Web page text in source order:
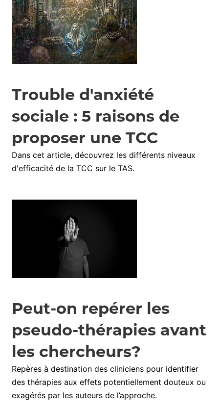
Trouble d'anxiété
sociale : 5 raisons de
proposer une TCC
Dans cet article, découvrez les différents niveaux
d'efficacité de la TCC sur le TAS.
Peut-on repérer les
pseudo-thérapies avant
les chercheurs?
Repères à destination des cliniciens pour identifier
des thérapies aux effets potentiellement douteux ou
exagérés par les auteurs de l’approche.